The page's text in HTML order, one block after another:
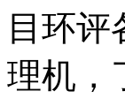
目环
理机，